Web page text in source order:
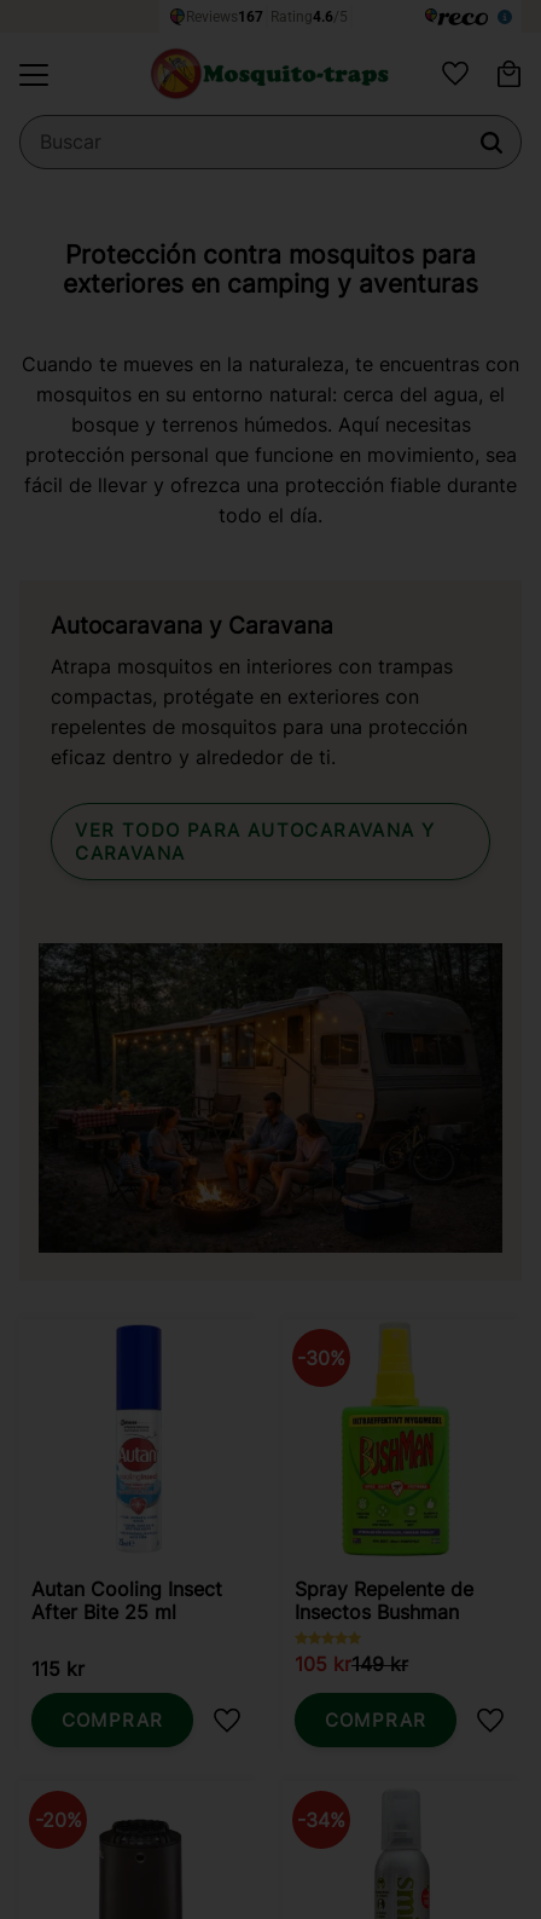
Favoritos
Protección contra mosquitos para
exteriores en camping y aventuras
Cuando te mueves en la naturaleza, te encuentras con
mosquitos en su entorno natural: cerca del agua, el
bosque y terrenos húmedos. Aquí necesitas
protección personal que funcione en movimiento, sea
fácil de llevar y ofrezca una protección fiable durante
todo el día.
Autocaravana y Caravana
Atrapa mosquitos en interiores con trampas
compactas, protégate en exteriores con
repelentes de mosquitos para una protección
eficaz dentro y alrededor de ti.
VER TODO PARA AUTOCARAVANA Y
CARAVANA
Autan Cooling Insect
After Bite 25 ml
115 kr
Añadir a favoritos
COMPRAR
Spray Repelente de
Insectos Bushman
105 kr149kr
30%
COMPRAR
20% 34%